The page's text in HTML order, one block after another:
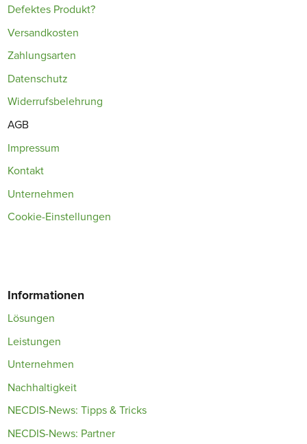
Defektes Produkt?
Versandkosten
Zahlungsarten
Datenschutz
Widerrufsbelehrung
AGB
Impressum
Kontakt
Unternehmen
Cookie-Einstellungen
Informationen
Lösungen
Leistungen
Unternehmen
Nachhaltigkeit
NECDIS-News: Tipps & Tricks
NECDIS-News: Partner